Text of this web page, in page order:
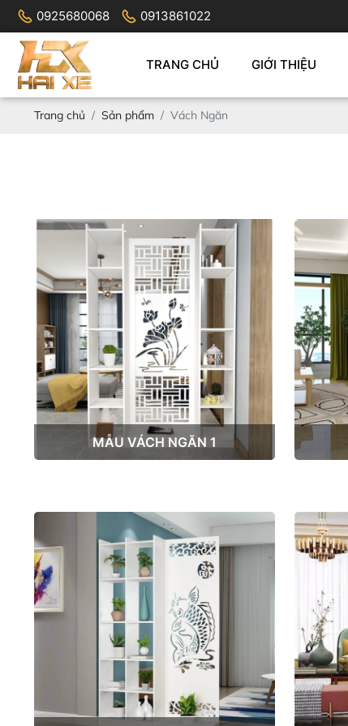
0925680068 0913861022
TRANG CHỦ GIỚI THIỆU
Trang chủ Sản phẩm Vách Ngăn
MẪU VÁCH NGĂN 1